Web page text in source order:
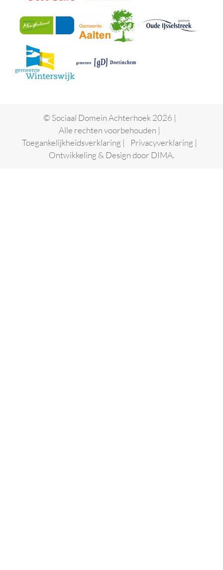
© Sociaal Domein Achterhoek 2026 |
Alle rechten voorbehouden |
Toegankelijkheidsverklaring | Privacyverklaring |
Ontwikkeling & Design door DIMA.